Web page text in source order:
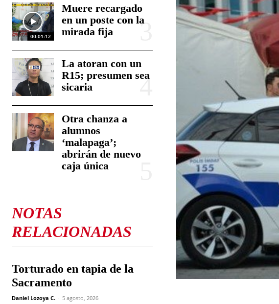
00:01:12
Muere recargado
en un poste con la
mirada fija
La atoran con un
R15; presumen sea
sicaria
Otra chanza a
alumnos
‘malapaga’;
abrirán de nuevo
caja única
NOTAS
RELACIONADAS
Torturado en tapia de la
Sacramento
Daniel Lozoya C. - 5 agosto, 2026